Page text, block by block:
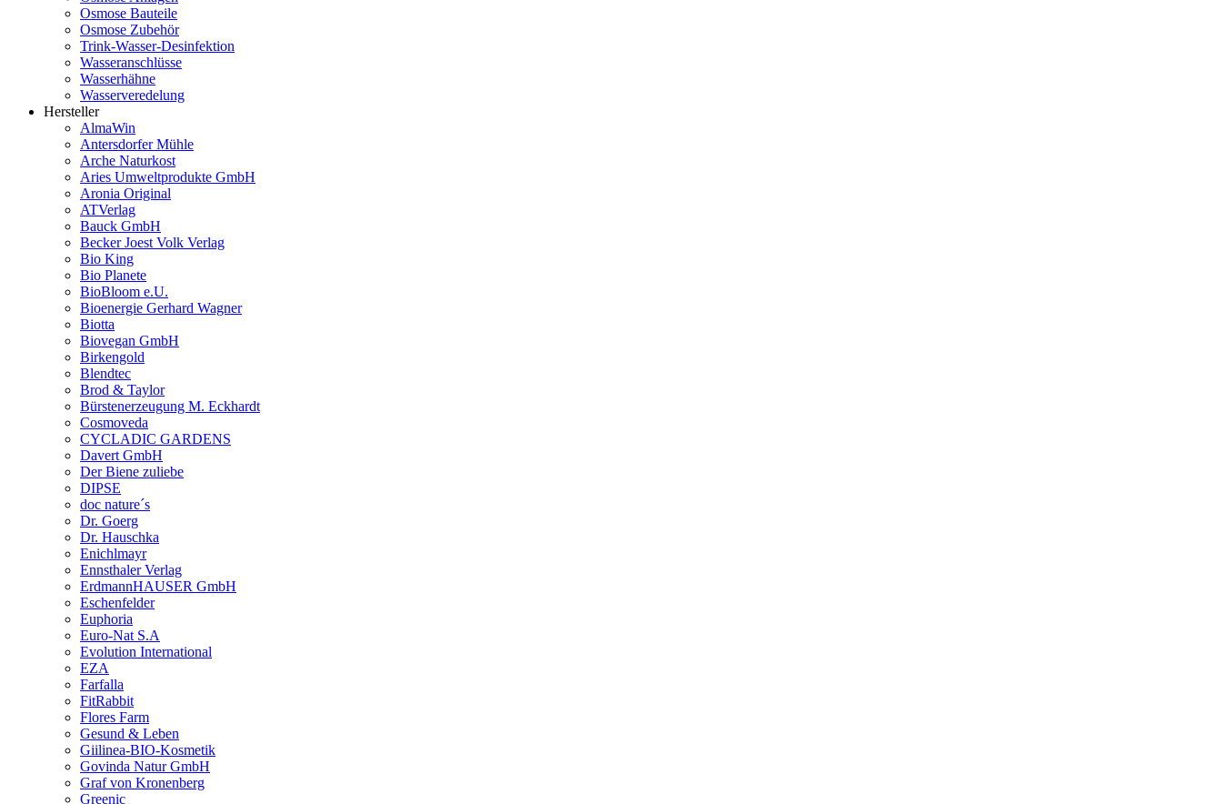
Osmose Bauteile
Osmose Zubehör
Trink-Wasser-Desinfektion
Wasseranschlüsse
Wasserhähne
Wasserveredelung
Hersteller
AlmaWin
Antersdorfer Mühle
Arche Naturkost
Aries Umweltprodukte GmbH
Aronia Original
ATVerlag
Bauck GmbH
Becker Joest Volk Verlag
Bio King
Bio Planete
BioBloom e.U.
Bioenergie Gerhard Wagner
Biotta
Biovegan GmbH
Birkengold
Blendtec
Brod & Taylor
Bürstenerzeugung M. Eckhardt
Cosmoveda
CYCLADIC GARDENS
Davert GmbH
Der Biene zuliebe
DIPSE
doc nature´s
Dr. Goerg
Dr. Hauschka
Enichlmayr
Ennsthaler Verlag
ErdmannHAUSER GmbH
Eschenfelder
Euphoria
Euro-Nat S.A
Evolution International
EZA
Farfalla
FitRabbit
Flores Farm
Gesund & Leben
Giilinea-BIO-Kosmetik
Govinda Natur GmbH
Graf von Kronenberg
Greenic